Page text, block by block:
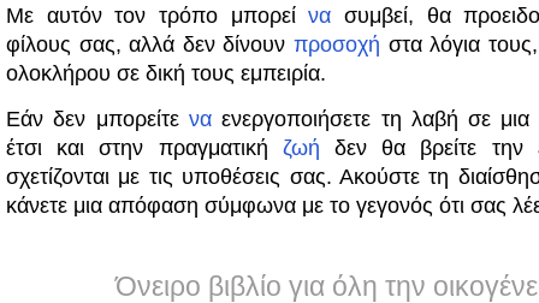
Με αυτόν τον τρόπο μπορείνα συμβεί, θα
φίλους σας, αλλά δεν δίνουν προσοχή στα λόγια τους,
ολοκλήρου σε δική τους εμπειρία.
Εάν δεν μπορείτε ναενεργοποιήσετε τη λαβή σε μια
έτσι και στην πραγματική ζωή δεν θα βρείτε την
σχετίζονται με τις υποθέσεις σας. Ακούστε τη
κάνετε μια απόφαση σύμφωνα με το γεγονός ότι σας
Όνειρο βιβλίο για όλη την